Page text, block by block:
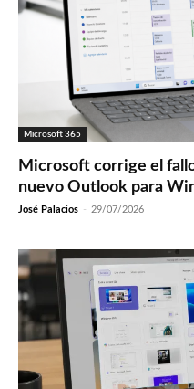
Microsoft 365
Microsoft corrige el
nuevo Outlook para
José Palacios - 29/07/2026